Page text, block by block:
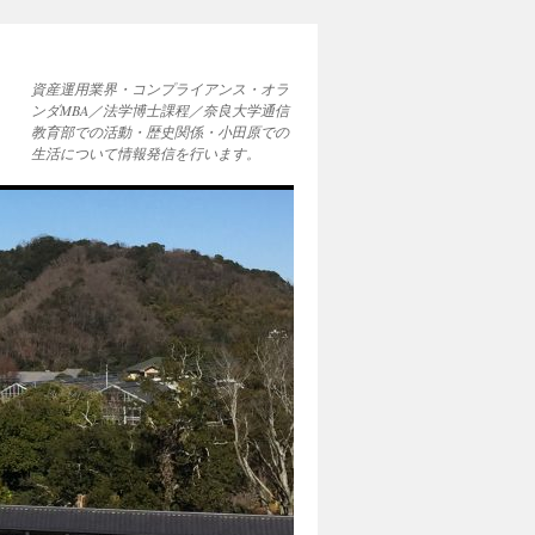
資産運用業界・コンプライアンス・オラ
ンダMBA／法学博士課程／奈良大学通信
教育部での活動・歴史関係・小田原での
生活について情報発信を行います。